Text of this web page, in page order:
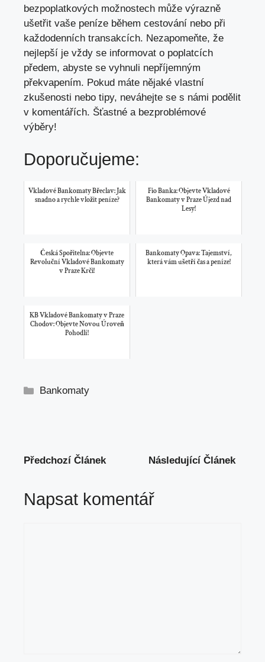
bezpoplatkových možnostech může výrazně
ušetřit vaše peníze během cestování nebo při
každodenních transakcích. Nezapomeňte, že
nejlepší je vždy se informovat o poplatcích
předem, abyste se vyhnuli nepříjemným
překvapením. Pokud máte nějaké vlastní
zkušenosti nebo tipy, neváhejte se s námi podělit
v komentářích. Šťastné a bezproblémové
výběry!
Doporučujeme:
Vkladové Bankomaty Břeclav: Jak
snadno a rychle vložit peníze?
Fio Banka: Objevte Vkladové
Bankomaty v Praze Újezd nad
Lesy!
Česká Spořitelna: Objevte
Revoluční Vkladové Bankomaty
v Praze Krči!
Bankomaty Opava: Tajemství,
která vám ušetří čas a peníze!
KB Vkladové Bankomaty v Praze
Chodov: Objevte Novou Úroveň
Pohodlí!
Rubriky
Bankomaty
Předchozí Článek Následující Článek
Napsat komentář